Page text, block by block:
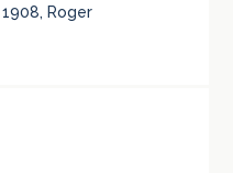
1908, Roger